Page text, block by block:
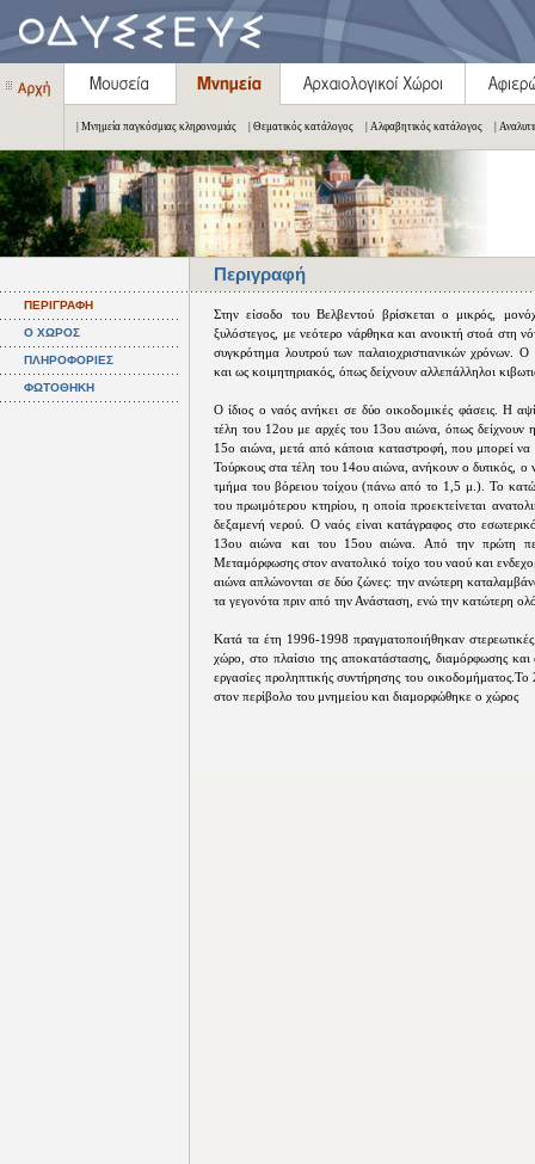
| Μνημεία παγκόσμιας κληρονομιάς | Θεματικός κατάλογος | Αλφαβητικός κατάλογος |
Περιγραφή
ΠΕΡΙΓΡΑΦΗ
Ο ΧΩΡΟΣ
ΠΛΗΡΟΦΟΡΙΕΣ
ΦΩΤΟΘΗΚΗ
Στην είσοδο του Βελβεντού βρίσκεται ο μικρός,
ξυλόστεγος, με νεότερο νάρθηκα και ανοικτή στοά στη
συγκρότημα λουτρού των παλαιοχριστιανικών χρόνων. Ο
και ως κοιμητηριακός, όπως δείχνουν αλλεπάλληλοι
Ο ίδιος ο ναός ανήκει σε δύο οικοδομικές φάσεις. Η
τέλη του 12ου με αρχές του 13ου αιώνα, όπως δείχνουν
15ο αιώνα, μετά από κάποια καταστροφή, που μπορεί να
Τούρκους στα τέλη του 14ου αιώνα, ανήκουν ο δυτικός, ο
τμήμα του βόρειου τοίχου (πάνω από το 1,5 μ.). Το
του πρωιμότερου κτηρίου, η οποία προεκτείνεται
δεξαμενή νερού. Ο ναός είναι κατάγραφος στο
13ου αιώνα και του 15ου αιώνα. Από την πρώτη
Μεταμόρφωσης στον ανατολικό τοίχο του ναού και
αιώνα απλώνονται σε δύο ζώνες: την ανώτερη
τα γεγονότα πριν από την Ανάσταση, ενώ την κατώτερη
Κατά τα έτη 1996-1998 πραγματοποιήθηκαν
χώρο, στο πλαίσιο της αποκατάστασης, διαμόρφωσης
εργασίες προληπτικής συντήρησης του
στον περίβολο του μνημείου και διαμορφώθηκε ο χώρος